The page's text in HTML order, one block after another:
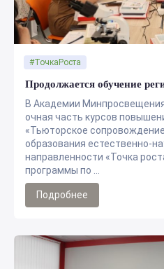
Продолжается обучение
В Академии
очная часть курсов
«Тьюторское
образования естественно-
направленности «Точка
программы по ...
#ТочкаРоста
Подробнее